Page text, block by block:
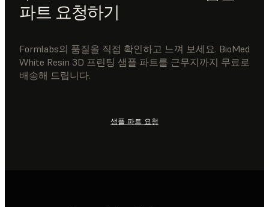
파트 요청하기
Formlabs의 품질을 직접 확인하고 느껴 보세요. BioMed
White Resin 3D 프린팅 샘플 파트를 근무지까지 무료로
배송해 드립니다.
샘플 파트 요청